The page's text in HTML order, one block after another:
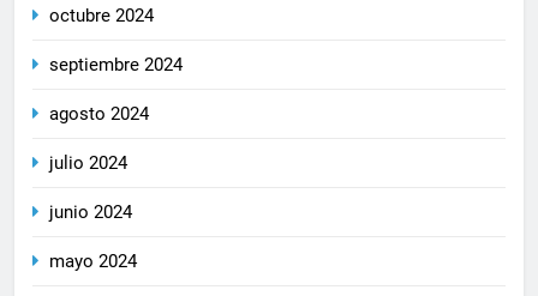
octubre 2024
septiembre 2024
agosto 2024
julio 2024
junio 2024
mayo 2024